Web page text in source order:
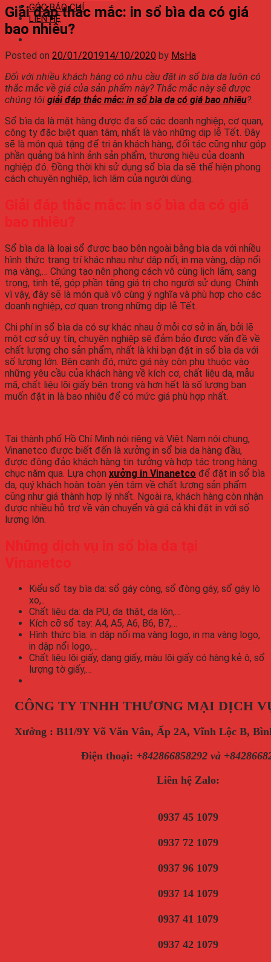
GÓC BÁO CHÍ
LIÊN HỆ
Giải đáp thắc mắc: in sổ bìa da có giá
bao nhiêu?
Posted on 20/01/201914/10/2020 by MsHa
Đối với nhiều khách hàng có nhu cầu đặt in sổ bia da luôn có
thắc mắc về giá của sản phẩm này? Thắc mắc này sẽ được
chúng tôi giải đáp thắc mắc: in sổ bìa da có giá bao nhiêu?.
Sổ bìa da là mặt hàng được đa số các doanh nghiệp, cơ quan,
công ty đặc biệt quan tâm, nhất là vào những dịp lễ Tết. Đây
sẽ là món quà tặng để tri ân khách hàng, đối tác cũng như góp
phần quảng bá hình ảnh sản phẩm, thương hiệu của doanh
nghiệp đó. Đồng thời khi sử dụng sổ bìa da sẽ thể hiện phong
cách chuyên nghiệp, lịch lãm của người dùng.
Giải đáp thắc mắc: in sổ bìa da có giá
bao nhiêu?
Sổ bìa da là loại sổ được bao bên ngoài bằng bìa da với nhiều
hình thức trang trí khác nhau như dập nổi, in mạ vàng, dập nổi
mạ vàng,… Chúng tạo nên phong cách vô cùng lịch lãm, sang
trọng, tinh tế, góp phần tăng giá trị cho người sử dụng. Chính
vì vậy, đây sẽ là món quà vô cùng ý nghĩa và phù hợp cho các
doanh nghiệp, cơ quan trong những dịp lễ Tết.
Chi phí in sổ bìa da có sự khác nhau ở mỗi cơ sở in ấn, bởi lẽ
một cơ sở uy tín, chuyên nghiệp sẽ đảm bảo được vấn đề về
chất lượng cho sản phẩm, nhất là khi bạn đặt in sổ bìa da với
số lượng lớn. Bên cạnh đó, mức giá này còn phụ thuộc vào
những yêu cầu của khách hàng về kích cơ, chất liệu da, mẫu
mã, chất liệu lõi giấy bên trong và hơn hết là số lượng bạn
muốn đặt in là bao nhiêu để có mức giá phù hợp nhất.
Tại thành phố Hồ Chí Minh nói riêng và Việt Nam nói chung,
Vinanetco được biết đến là xưởng in sổ bia da hàng đầu,
được đông đảo khách hàng tin tưởng và hợp tác trong hàng
chục năm qua. Lựa chọn xưởng in Vinanetco để đặt in sổ bìa
da, quý khách hoàn toàn yên tâm về chất lượng sản phẩm
cũng như giá thành hợp lý nhất. Ngoài ra, khách hàng còn nhận
được nhiều hỗ trợ về vận chuyển và giá cả khi đặt in với số
lượng lớn.
Những dịch vụ in sổ bìa da tại
Vinanetco
Kiểu sổ tay bìa da: sổ gáy còng, sổ đòng gáy, sổ gáy lò
xo,..
Chất liệu da: da PU, da thật, da lộn,…
Kích cỡ sổ tay: A4, A5, A6, B6, B7,…
Hình thức bìa: in dập nổi mạ vàng logo, in mạ vàng logo,
in dập nổi logo,…
Chất liệu lõi giấy, dạng giấy, màu lõi giấy có hàng kẻ ô, sổ
lượng tờ giấy,…
CÔNG TY TNHH THƯƠNG MẠI DỊCH
Xưởng : B11/9Y Võ Văn Vân, Ấp 2A, Vĩnh Lộc B,
Điện thoại: +842866858292 và
Liên hệ Zalo:
0937 45 1079
0937 72 1079
0937 96 1079
0937 14 1079
0937 41 1079
0937 42 1079